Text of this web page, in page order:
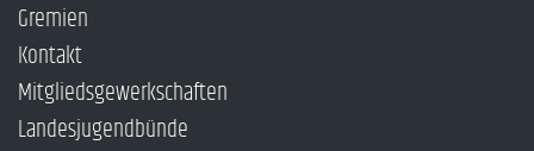
Gremien
Kontakt
Mitgliedsgewerkschaften
Landesjugendbünde